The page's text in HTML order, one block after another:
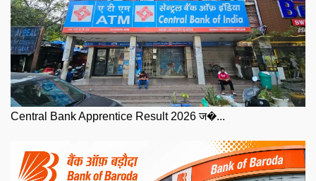
Central Bank Apprentice Result 2026 ज�...